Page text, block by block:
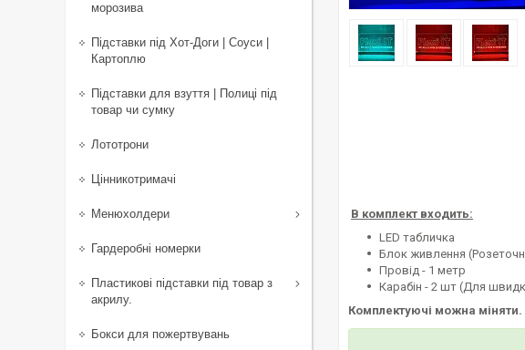
В комплект входить:
LED табличка
Блок живлення
Провід - 1 метр
Карабін - 2 шт (Для
Комплектуючі можна міняти.
морозива
Підставки під Хот-Доги | Соуси |
Картоплю
Підставки для взуття | Полиці під
товар чи сумку
Лототрони
Цінникотримачі
Менюхолдери
Гардеробні номерки
Пластикові підставки під товар з
акрилу.
Бокси для пожертвувань